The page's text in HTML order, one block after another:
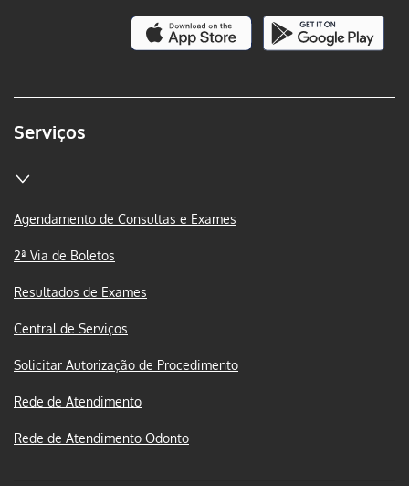
Serviços
Agendamento de Consultas e Exames
2ª Via de Boletos
Resultados de Exames
Central de Serviços
Solicitar Autorização de Procedimento
Rede de Atendimento
Rede de Atendimento Odonto